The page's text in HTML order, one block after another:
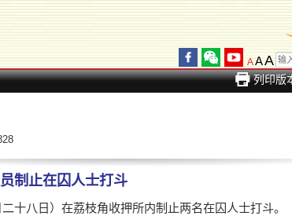
AAA
列印版
制止在囚人士打斗
八日）在荔枝角收押所内制止两名在囚人士打斗。